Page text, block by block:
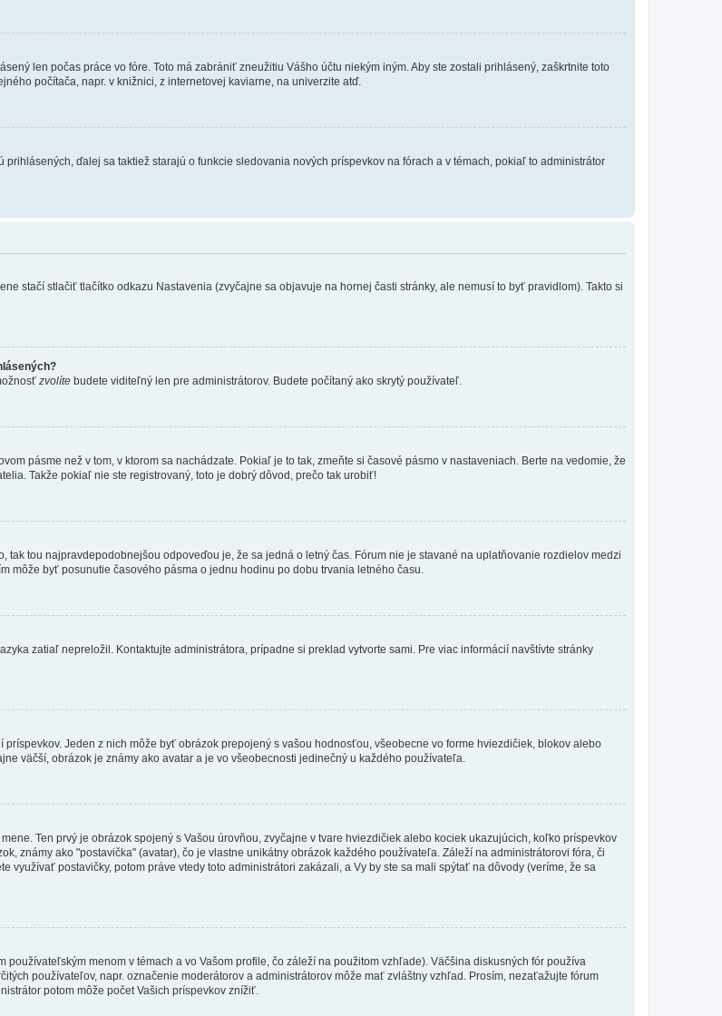
len počas práce vo fóre. Toto má zabrániť zneužitiu Vášho účtu niekým iným. Aby ste zostali prihlásený, zaškrtnite toto
počítača, napr. v knižnici, z internetovej kaviarne, na univerzite atď.
ďalej sa taktiež starajú o funkcie sledovania nových príspevkov na fórach a v témach, pokiaľ to administrátor
stačí stlačiť tlačítko odkazu Nastavenia (zvyčajne sa objavuje na hornej časti stránky, ale nemusí to byť pravidlom). Takto si
zvolíte budete viditeľný len pre administrátorov. Budete počítaný ako skrytý používateľ.
pásme než v tom, v ktorom sa nachádzate. Pokiaľ je to tak, zmeňte si časové pásmo v nastaveniach. Berte na vedomie, že
Takže pokiaľ nie ste registrovaný, toto je dobrý dôvod, prečo tak urobiť!
tak tou najpravdepodobnejšou odpoveďou je, že sa jedná o letný čas. Fórum nie je stavané na uplatňovanie rozdielov medzi
môže byť posunutie časového pásma o jednu hodinu po dobu trvania letného času.
zatiaľ nepreložil. Kontaktujte administrátora, prípadne si preklad vytvorte sami. Pre viac informácií navštívte stránky
Jeden z nich môže byť obrázok prepojený s vašou hodnosťou, všeobecne vo forme hviezdičiek, blokov alebo
väčší, obrázok je známy ako avatar a je vo všeobecnosti jedinečný u každého používateľa.
Ten prvý je obrázok spojený s Vašou úrovňou, zvyčajne v tvare hviezdičiek alebo kociek ukazujúcich, koľko príspevkov
známy ako "postavička" (avatar), čo je vlastne unikátny obrázok každého používateľa. Záleží na administrátorovi fóra, či
postavičky, potom práve vtedy toto administrátori zakázali, a Vy by ste sa mali spýtať na dôvody (veríme, že sa
menom v témach a vo Vašom profile, čo záleží na použitom vzhľade). Väčšina diskusných fór používa
používateľov, napr. označenie moderátorov a administrátorov môže mať zvláštny vzhľad. Prosím, nezaťažujte fórum
potom môže počet Vašich príspevkov znížiť.